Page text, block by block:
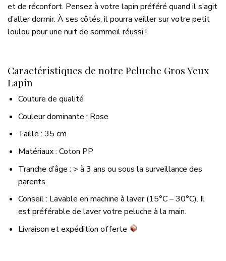
et de réconfort. Pensez à votre lapin préféré quand il s’agit
d’aller dormir. À ses côtés, il pourra veiller sur votre petit
loulou pour une nuit de sommeil réussi !
Caractéristiques de notre Peluche Gros Yeux
Lapin
Couture de qualité
Couleur dominante : Rose
Taille : 35 cm
Matériaux : Coton PP
Tranche d’âge : > à 3 ans ou sous la surveillance des
parents.
Conseil : Lavable en machine à laver (15°C – 30°C). Il
est préférable de laver votre peluche à la main.
Livraison et expédition offerte